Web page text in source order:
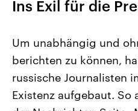
Landtagswahl Sachsen-Anhalt
2026
Ins Exil für die
Um unabhängig und
berichten zu können,
russische Journalisten
Existenz aufgebaut. So